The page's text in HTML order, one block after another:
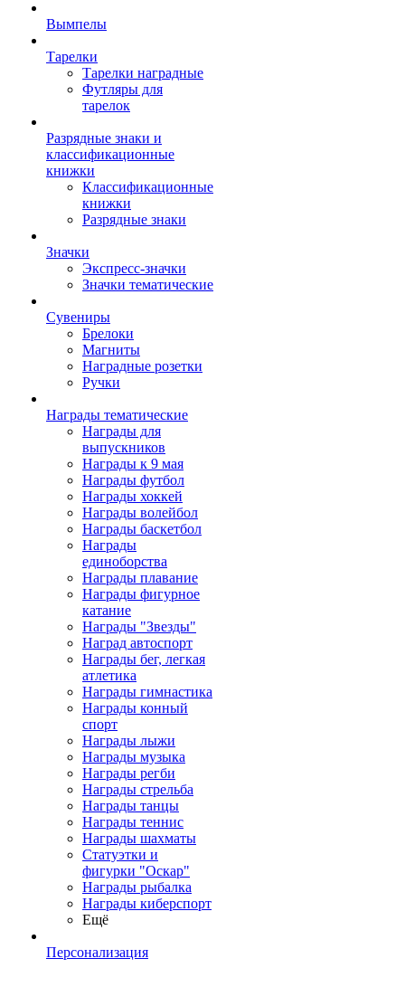
Вымпелы
Тарелки
Тарелки наградные
Футляры для
тарелок
Разрядные знаки и
классификационные
книжки
Классификационные
книжки
Разрядные знаки
Значки
Экспресс-значки
Значки тематические
Сувениры
Брелоки
Магниты
Наградные розетки
Ручки
Награды тематические
Награды для
выпускников
Награды к 9 мая
Награды футбол
Награды хоккей
Награды волейбол
Награды баскетбол
Награды
единоборства
Награды плавание
Награды фигурное
катание
Награды "Звезды"
Наград автоспорт
Награды бег, легкая
атлетика
Награды гимнастика
Награды конный
спорт
Награды лыжи
Награды музыка
Награды регби
Награды стрельба
Награды танцы
Награды теннис
Награды шахматы
Статуэтки и
фигурки "Оскар"
Награды рыбалка
Награды киберспорт
Ещё
Персонализация